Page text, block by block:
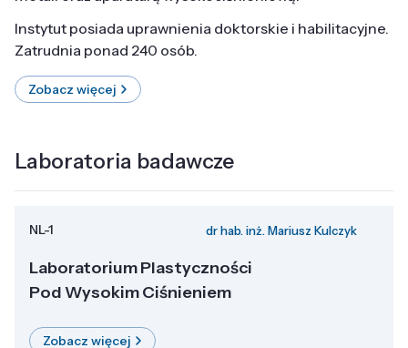
Instytut posiada uprawnienia doktorskie i habilitacyjne.
Zatrudnia ponad 240 osób.
Zobacz więcej
Laboratoria badawcze
NL-1 dr hab. inż. Mariusz Kulczyk
Laboratorium Plastyczności
Pod Wysokim Ciśnieniem
Zobacz więcej